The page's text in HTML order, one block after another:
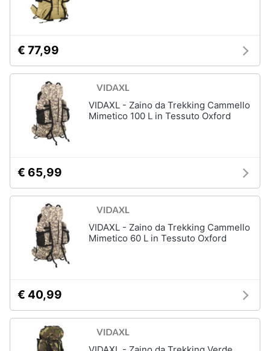
€ 77,99
VIDAXL - Zaino da Trekking Cammello
Mimetico 100 L in Tessuto Oxford
€ 65,99
VIDAXL - Zaino da Trekking Cammello
Mimetico 60 L in Tessuto Oxford
€ 40,99